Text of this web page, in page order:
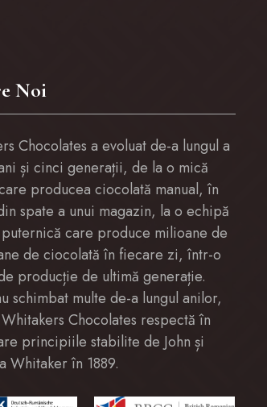
Noi
Chocolates a evoluat de-a lungul a
și cinci generații, de la o mică
producea ciocolată manual, în
spate a unui magazin, la o echipă
care produce milioane de
de ciocolată în fiecare zi, într-o
producție de ultimă generație.
schimbat multe de-a lungul anilor,
Chocolates respectă în
principiile stabilite de John și
Whitaker în 1889.